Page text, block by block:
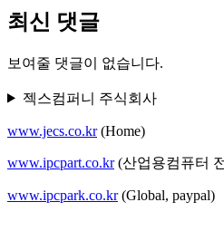
최신 댓글
보여줄 댓글이 없습니다.
젝스컴퍼니 주식회사
www.jecs.co.kr(Home)
www.ipcpart.co.kr(산업용컴퓨터
www.ipcpark.co.kr(Global, paypal)